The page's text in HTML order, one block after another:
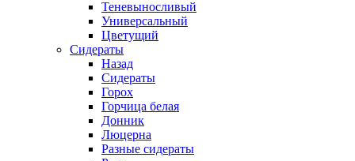
Теневыносливый
Универсальный
Цветущий
Сидераты
Назад
Сидераты
Горох
Горчица белая
Донник
Люцерна
Разные сидераты